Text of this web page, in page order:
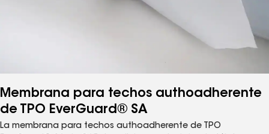
Membrana para techos authoadherente
de TPO EverGuard® SA
La membrana para techos authoadherente de TPO